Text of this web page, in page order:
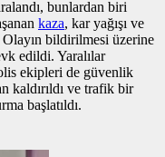
bunlardan biri
kaza, kar yağışı ve
bildirilmesi üzerine
edildi. Yaralılar
ekipleri de güvenlik
kaldırıldı ve trafik bir
başlatıldı.